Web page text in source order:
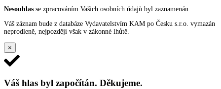
Nesouhlas se zpracováním Vašich osobních údajů byl zaznamenán.
Váš záznam bude z databáze Vydavatelstvím KAM po Česku s.r.o. vymazán
neprodleně, nejpozději však v zákonné lhůtě.
×
Váš hlas byl započítán. Děkujeme.